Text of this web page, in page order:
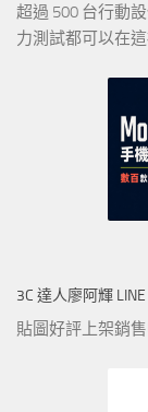
超過 500 台行動
力測試都可以在
3C 達人廖阿輝
貼圖好評上架銷